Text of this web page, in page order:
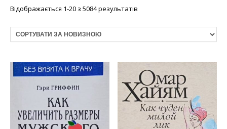
Відображається 1-20 з 5084 результатів